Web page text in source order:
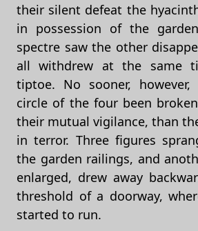
their silent defeat the
in possession of the
spectre saw the other
all withdrew at the same
tiptoe. No sooner,
circle of the four been
their mutual vigilance, than
in terror. Three figures
the garden railings, and
enlarged, drew away
threshold of a doorway,
started to run.